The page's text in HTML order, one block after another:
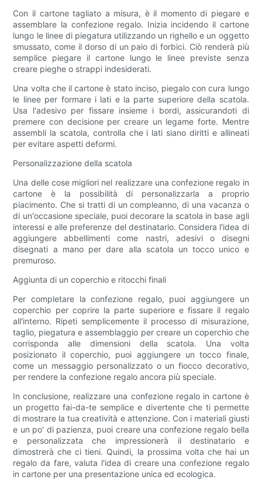
Con il cartone tagliato a misura, è il momento di piegare e
assemblare la confezione regalo. Inizia incidendo il cartone
lungo le linee di piegatura utilizzando un righello e un oggetto
smussato, come il dorso di un paio di forbici. Ciò renderà più
semplice piegare il cartone lungo le linee previste senza
creare pieghe o strappi indesiderati.
Una volta che il cartone è stato inciso, piegalo con cura lungo
le linee per formare i lati e la parte superiore della scatola.
Usa l'adesivo per fissare insieme i bordi, assicurandoti di
premere con decisione per creare un legame forte. Mentre
assembli la scatola, controlla che i lati siano diritti e allineati
per evitare aspetti deformi.
Personalizzazione della scatola
Una delle cose migliori nel realizzare una confezione regalo in
cartone è la possibilità di personalizzarla a proprio
piacimento. Che si tratti di un compleanno, di una vacanza o
di un'occasione speciale, puoi decorare la scatola in base agli
interessi e alle preferenze del destinatario. Considera l'idea di
aggiungere abbellimenti come nastri, adesivi o disegni
disegnati a mano per dare alla scatola un tocco unico e
premuroso.
Aggiunta di un coperchio e ritocchi finali
Per completare la confezione regalo, puoi aggiungere un
coperchio per coprire la parte superiore e fissare il regalo
all'interno. Ripeti semplicemente il processo di misurazione,
taglio, piegatura e assemblaggio per creare un coperchio che
corrisponda alle dimensioni della scatola. Una volta
posizionato il coperchio, puoi aggiungere un tocco finale,
come un messaggio personalizzato o un fiocco decorativo,
per rendere la confezione regalo ancora più speciale.
In conclusione, realizzare una confezione regalo in cartone è
un progetto fai-da-te semplice e divertente che ti permette
di mostrare la tua creatività e attenzione. Con i materiali giusti
e un po' di pazienza, puoi creare una confezione regalo bella
e personalizzata che impressionerà il destinatario e
dimostrerà che ci tieni. Quindi, la prossima volta che hai un
regalo da fare, valuta l'idea di creare una confezione regalo
in cartone per una presentazione unica ed ecologica.